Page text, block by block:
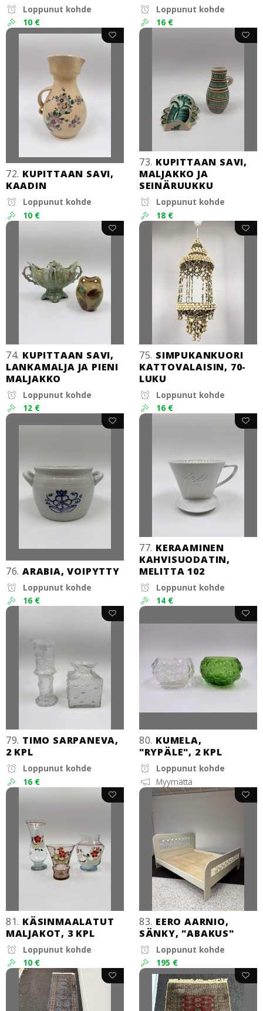
Loppunut kohde
10 €
Loppunut kohde
16 €
72. KUPITTAAN SAVI,
KAADIN
Loppunut kohde
10 €
73. KUPITTAAN SAVI,
MALJAKKO JA
SEINÄRUUKKU
Loppunut kohde
18 €
74. KUPITTAAN SAVI,
LANKAMALJA JA PIENI
MALJAKKO
Loppunut kohde
12 €
75. SIMPUKANKUORI
KATTOVALAISIN, 70-
LUKU
Loppunut kohde
16 €
76. ARABIA, VOIPYTTY
Loppunut kohde
16 €
77. KERAAMINEN
KAHVISUODATIN,
MELITTA 102
Loppunut kohde
14 €
79. TIMO SARPANEVA,
2 KPL
Loppunut kohde
16 €
80. KUMELA,
"RYPÄLE", 2 KPL
Loppunut kohde
Myymättä
81. KÄSINMAALATUT
MALJAKOT, 3 KPL
Loppunut kohde
10 €
83. EERO AARNIO,
SÄNKY, "ABAKUS"
Loppunut kohde
195 €